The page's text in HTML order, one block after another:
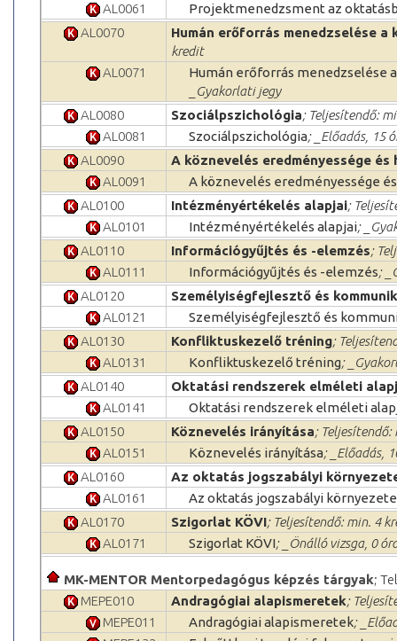
AL0061
Projektmenedzsment az
AL0070
Humán erőforrás menedzselése
kredit
AL0071
Humán erőforrás menedzselése
_Gyakorlati jegy
AL0080
Szociálpszichológia; Teljesítendő:
AL0081
Szociálpszichológia; _Előadás, 15
AL0090
A köznevelés eredményessége és
AL0091
A köznevelés eredményessége
AL0100
Intézményértékelés alapjai;
AL0101
Intézményértékelés alapjai;
AL0110
Információgyűjtés és -elemzés;
AL0111
Információgyűjtés és -elemzés;
AL0120
Személyiségfejlesztő és
AL0121
Személyiségfejlesztő és
AL0130
Konfliktuskezelő tréning;
AL0131
Konfliktuskezelő tréning;
AL0140
Oktatási rendszerek elméleti
AL0141
Oktatási rendszerek elméleti
AL0150
Köznevelés irányítása; Teljesítendő:
AL0151
Köznevelés irányítása; _Előadás,
AL0160
Az oktatás jogszabályi
AL0161
Az oktatás jogszabályi környezete
AL0170
Szigorlat KÖVI; Teljesítendő: min. 4
AL0171
Szigorlat KÖVI; _Önálló vizsga, 0
MK-MENTOR Mentorpedagógus képzés tárgyak;
MEPE010
Andragógiai alapismeretek;
MEPE011
Andragógiai alapismeretek;